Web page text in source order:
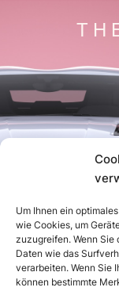
Um Ihnen ein
wie Cookies, um
zuzugreifen. Wenn Sie
Daten wie das
verarbeiten. Wenn Sie
können bestimmte